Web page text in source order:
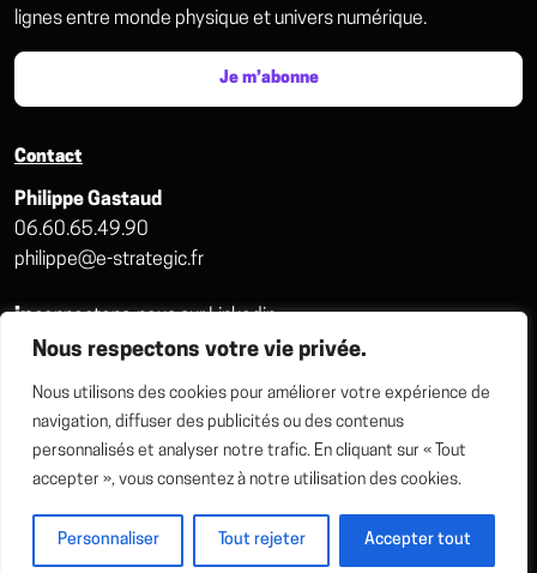
Nous respectons votre vie privée.
Nous utilisons des cookies pour améliorer votre expérience de
navigation, diffuser des publicités ou des contenus
personnalisés et analyser notre trafic. En cliquant sur « Tout
accepter », vous consentez à notre utilisation des cookies.
Personnaliser Tout rejeter Accepter tout
lignes entre monde physique et univers numérique.
Je m’abonne
Contact
Philippe Gastaud
06.60.65.49.90
philippe@e-strategic.fr
inconnectons-nous sur Linkedin
Contenus Social selling Stratégie marketing